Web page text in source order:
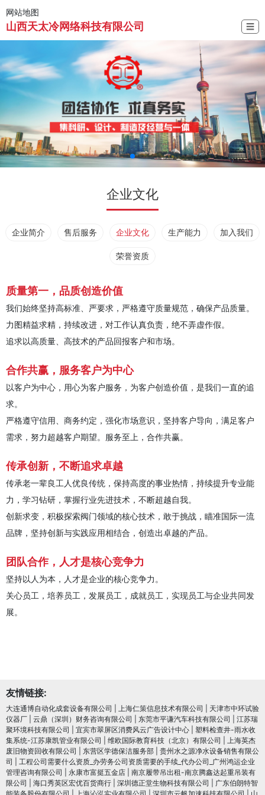
网站地图
山西天太冷网络科技有限公司 ☰
企业文化
企业简介 售后服务 企业文化 生产能力 加入我们
荣誉资质
质量第一，品质创造价值
我们始终坚持高标准、严要求，严格遵守质量规范，确保产品质量。
力图精益求精，持续改进，对工作认真负责，绝不弄虚作假。
追求以高质量、高技术的产品回报客户和市场。
合作共赢，服务客户为中心
以客户为中心，用心为客户服务，为客户创造价值，是我们一直的追
求。
严格遵守信用、商务约定，强化市场意识，坚持客户导向，满足客户
需求，努力超越客户期望。服务至上，合作共赢。
传承创新，不断追求卓越
传承老一辈良工人优良传统，保持高度的事业热情，持续提升专业能
力，学习钻研，掌握行业先进技术，不断超越自我。
创新求变，积极探索阀门领域的核心技术，敢于挑战，瞄准国际一流
品牌，坚持创新与实践应用相结合，创造出卓越的产品。
团队合作，人才是核心竞争力
坚持以人为本，人才是企业的核心竞争力。
关心员工，培养员工，发展员工，成就员工，实现员工与企业共同发
展。
友情链接:
大连通博自动化成套设备有限公司 上海仁策信息技术有限公司
天津市中环试验
仪器厂
云鼎（深圳）财务咨询有限公司 东莞市平谦汽车科技有限公司
江苏瑞
聚环境科技有限公司
宜宾市翠屏区消费风云广告设计中心
塑料检查井-雨水收
集系统-江苏康凯管业有限公司
维欧国际教育科技（北京）有限公司
上海英杰
废旧物资回收有限公司
东营区学德保洁服务部
贵州水之源净水设备销售有限公
司
工程公司需要什么资质_办劳务公司资质需要的手续_代办公司_广州鸿运企业
管理咨询有限公司
永康市富挺五金店
南京履带吊出租-南京腾鑫达起重吊装有
限公司
海口秀英区宏优百货商行 深圳德正堂生物科技有限公司
广东伯朗特智